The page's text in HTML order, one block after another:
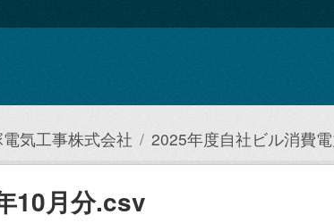
電気工事株式会社 2025年度自社ビル消費電
10月分.csv